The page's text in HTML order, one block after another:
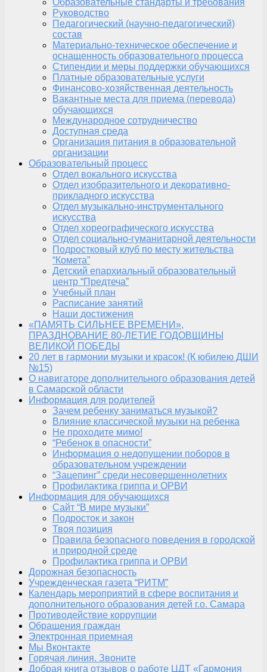
Образовательные стандарты и требования
Руководство
Педагогический (научно-педагогический)
состав
Материально-техническое обеспечение и
оснащенность образовательного процесса
Стипендии и меры поддержки обучающихся
Платные образовательные услуги
Финансово-хозяйственная деятельность
Вакантные места для приема (перевода)
обучающихся
Международное сотрудничество
Доступная среда
Организация питания в образовательной
организации
Образовательный процесс
Отдел вокального искусства
Отдел изобразительного и декоративно-
прикладного искусства
Отдел музыкально-инструментального
искусства
Отдел хореографического искусства
Отдел социально-гуманитарной деятельности
Подростковый клуб по месту жительства
“Комета”
Детский епархиальный образовательный
центр “Предтеча”
Учебный план
Расписание занятий
Наши достижения
«ПАМЯТЬ СИЛЬНЕЕ ВРЕМЕНИ»,
ПРАЗДНОВАНИЕ 80-ЛЕТИЕ ГОДОВЩИНЫ
ВЕЛИКОЙ ПОБЕДЫ
20 лет в гармонии музыки и красок! (К юбилею ДШИ
№15)
О навигаторе дополнительного образования детей
в Самарской области
Информация для родителей
Зачем ребенку заниматься музыкой?
Влияние классической музыки на ребенка
Не проходите мимо!
“Ребенок в опасности”
Информация о недопущении поборов в
образовательном учреждении
“Зацепинг” среди несовершеннолетних
Профилактика гриппа и ОРВИ
Информация для обучающихся
Сайт “В мире музыки”
Подросток и закон
Твоя позиция
Правила безопасного поведения в городской
и природной среде
Профилактика гриппа и ОРВИ
Дорожная безопасность
Учрежденческая газета “РИТМ”
Календарь мероприятий в сфере воспитания и
дополнительного образования детей г.о. Самара
Противодействие коррупции
Обращения граждан
Электронная приемная
Мы Вконтакте
Горячая линия. Звоните
Добрая книга отзывов о работе ЦДТ «Гармония